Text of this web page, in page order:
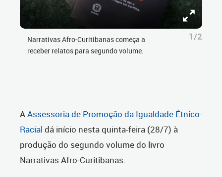
Narrativas Afro-Curitibanas começa a
receber relatos para segundo volume.
1/2
AAssessoria de Promoção da Igualdade Étnico-
Racial dá início nesta quinta-feira (28/7) à
produção do segundo volume do livro
Narrativas Afro-Curitibanas.